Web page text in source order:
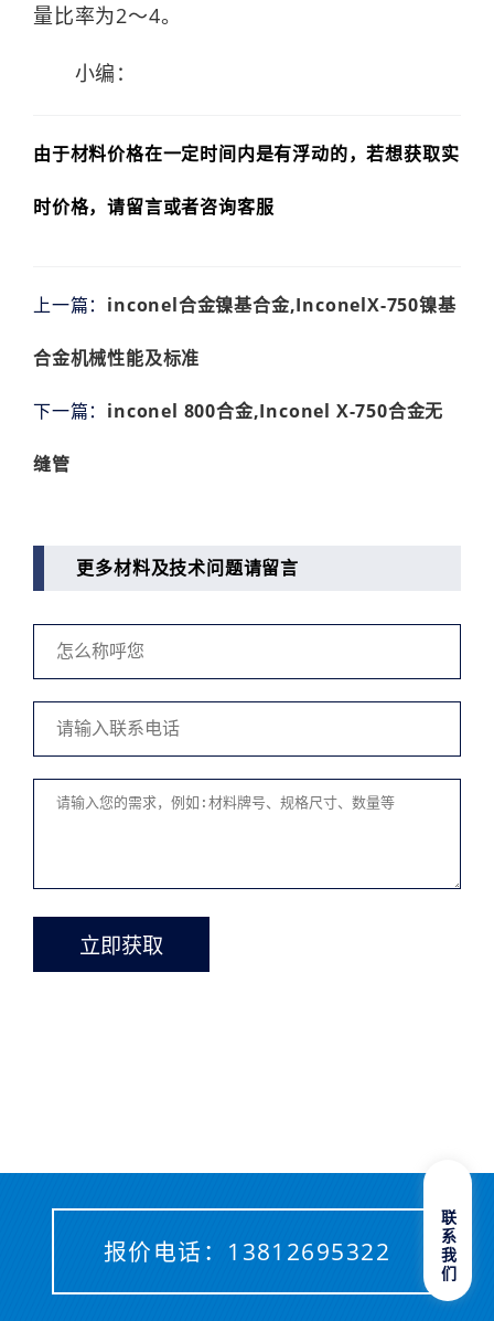
量比率为2～4。
小编：
由于材料价格在一定时间内是有浮动的，若想获取实
时价格，请留言或者咨询客服
上一篇： inconel合金镍基合金,InconelX-750镍基
合金机械性能及标准
下一篇： inconel 800合金,Inconel X-750合金无
缝管
更多材料及技术问题请留言
立即获取
报价电话： 13812695322 联系我们